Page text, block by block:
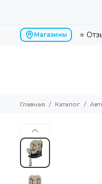
Магазины ⭐
Главная Каталог